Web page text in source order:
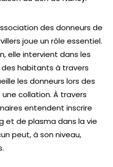
des donneurs de
joue un rôle essentiel.
elle intervient dans les
des habitants à travers
les donneurs lors des
collation. À travers
entendent inscrire
et de plasma dans la vie
peut, à son niveau,